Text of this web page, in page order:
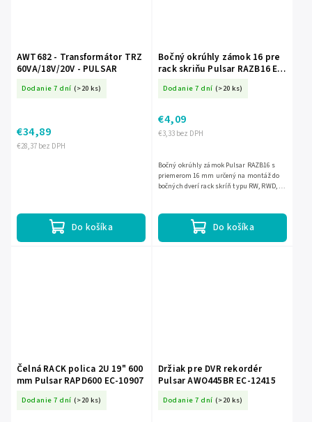
AWT682 - Transformátor TRZ
60VA/18V/20V - PULSAR
Dodanie 7 dní (>20 ks)
€28,37 bez DPH
€34,89
Do košíka
Bočný okrúhly zámok 16 pre
rack skriňu Pulsar RAZB16 EC-
Dodanie 7 dní (>20 ks)
€3,33 bez DPH
€4,09
Do košíka
Bočný okrúhly zámok Pulsar RAZB16 s
priemerom 16 mm určený na montáž do
bočných dverí rack skríň typu RW, RWD, RS
Čelná RACK polica 2U 19" 600
mm Pulsar RAPD600 EC-10907
Dodanie 7 dní (>20 ks)
Držiak pre DVR rekordér
Pulsar AWO445BR EC-12415
Dodanie 7 dní (>20 ks)